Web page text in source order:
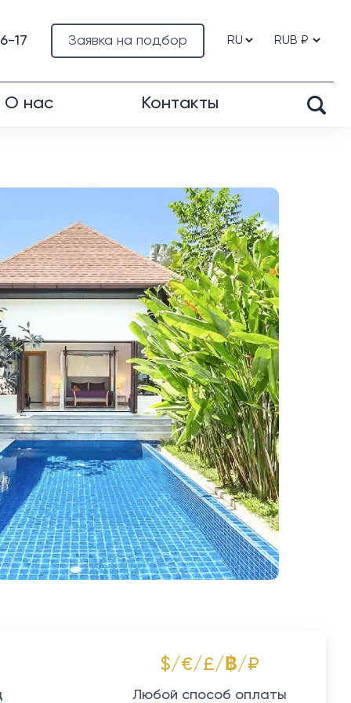
Заявка на подбор
17
О нас Контакты
$/€/£/฿/₽
Любой способ оплаты